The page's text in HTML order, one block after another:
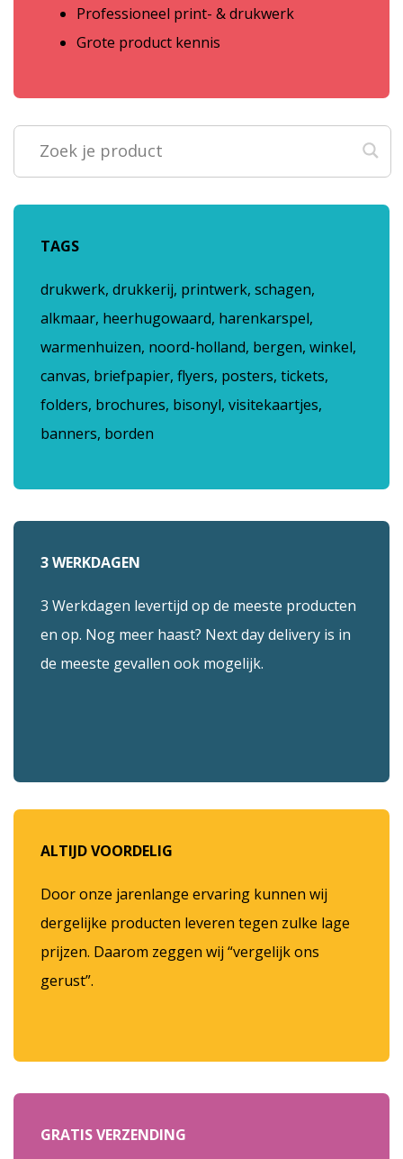
Professioneel print- & drukwerk
Grote product kennis
TAGS
drukwerk, drukkerij, printwerk, schagen,
alkmaar, heerhugowaard, harenkarspel,
warmenhuizen, noord-holland, bergen, winkel,
canvas, briefpapier, flyers, posters, tickets,
folders, brochures, bisonyl, visitekaartjes,
banners, borden
3 WERKDAGEN
3 Werkdagen levertijd op de meeste producten
en op. Nog meer haast? Next day delivery is in
de meeste gevallen ook mogelijk.
ALTIJD VOORDELIG
Door onze jarenlange ervaring kunnen wij
dergelijke producten leveren tegen zulke lage
prijzen. Daarom zeggen wij “vergelijk ons
gerust”.
GRATIS VERZENDING